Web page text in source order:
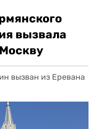
вызвала
вызван из Еревана